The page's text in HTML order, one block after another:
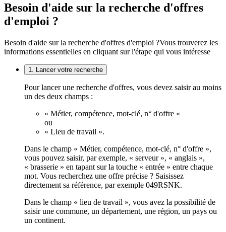
Besoin d'aide sur la recherche d'offres
d'emploi ?
Besoin d'aide sur la recherche d'offres d'emploi ?Vous trouverez les
informations essentielles en cliquant sur l'étape qui vous intéresse
1. Lancer votre recherche
Pour lancer une recherche d'offres, vous devez saisir au moins
un des deux champs :
« Métier, compétence, mot-clé, n° d'offre »
ou
« Lieu de travail ».
Dans le champ « Métier, compétence, mot-clé, n° d'offre »,
vous pouvez saisir, par exemple, « serveur », « anglais »,
« brasserie » en tapant sur la touche « entrée » entre chaque
mot. Vous recherchez une offre précise ? Saisissez
directement sa référence, par exemple 049RSNK.
Dans le champ « lieu de travail », vous avez la possibilité de
saisir une commune, un département, une région, un pays ou
un continent.